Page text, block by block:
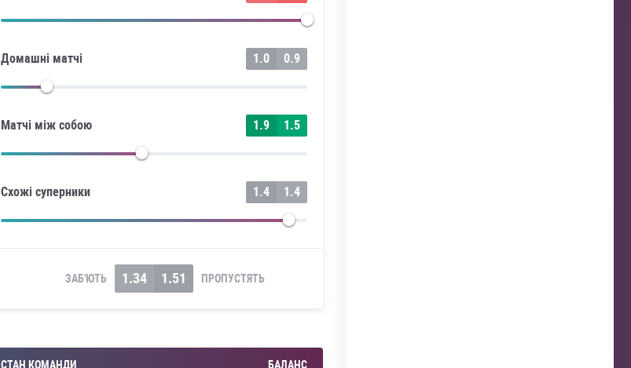
Домашні матчі 1.0 0.9
Матчі між собою 1.9 1.5
Схожі суперники 1.4 1.4
ЗАБ'ЮТЬ 1.34 1.51 ПРОПУСТЯТЬ
СТАН КОМАНДИ БАЛАНС